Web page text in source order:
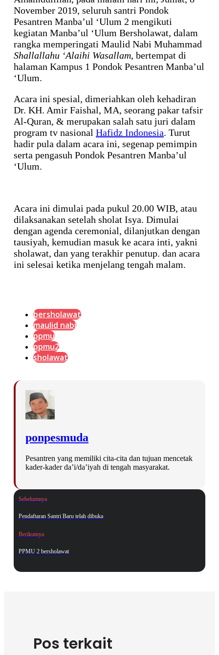
November 2019, seluruh santri Pondok
Pesantren Manba’ul ‘Ulum 2 mengikuti
kegiatan Manba’ul ‘Ulum Bersholawat, dalam
rangka memperingati Maulid Nabi Muhammad
Shallallahu ‘Alaihi Wasallam, bertempat di
halaman Kampus 1 Pondok Pesantren Manba’ul
‘Ulum.
Acara ini spesial, dimeriahkan oleh kehadiran
Dr. KH. Amir Faishal, MA, seorang pakar tafsir
Al-Quran, & merupakan salah satu juri dalam
program tv nasional Hafidz Indonesia. Turut
hadir pula dalam acara ini, segenap pemimpin
serta pengasuh Pondok Pesantren Manba’ul
‘Ulum.
Acara ini dimulai pada pukul 20.00 WIB, atau
dilaksanakan setelah sholat Isya. Dimulai
dengan agenda ceremonial, dilanjutkan dengan
tausiyah, kemudian masuk ke acara inti, yakni
sholawat, dan yang terakhir penutup. dan acara
ini selesai ketika menjelang tengah malam.
bersholawat
maulid nabi
ppmu
ppmu2
sholawat
ponpesmuda
Pesantren yang memiliki cita-cita dan tujuan mencetak
kader-kader da’i/da’iyah di tengah masyarakat.
Sebelumnya
Pendaftaran Santri Baru telah dibuka
Berikutnya
PPMU 2 bersholawat
Pos terkait